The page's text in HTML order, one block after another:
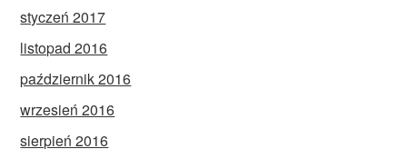
styczeń 2017
listopad 2016
październik 2016
wrzesień 2016
sierpień 2016